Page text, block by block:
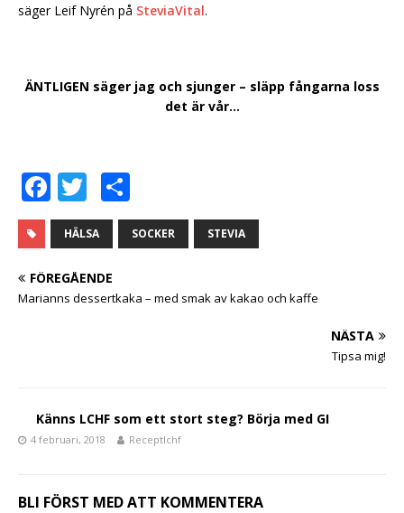
säger Leif Nyrén på SteviaVital.
ÄNTLIGEN säger jag och sjunger – släpp fångarna loss
det är vår…
F
a
c
e
b
T
w
it
te
r
el
a
HÄLSA SOCKER STEVIA
FÖREGÅENDE
Marianns dessertkaka – med smak av kakao och kaffe
NÄSTA
Tipsa mig!
Känns LCHF som ett stort steg? Börja med GI
4 februari, 2018 Receptlchf
BLI FÖRST MED ATT KOMMENTERA